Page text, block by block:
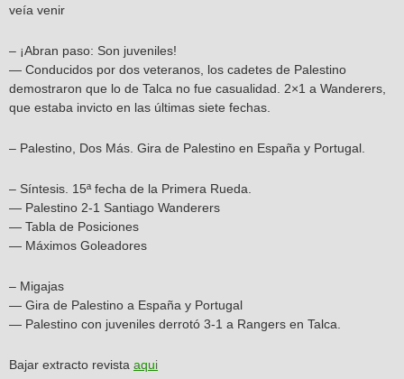
veía venir
– ¡Abran paso: Son juveniles!
— Conducidos por dos veteranos, los cadetes de Palestino
demostraron que lo de Talca no fue casualidad. 2×1 a Wanderers,
que estaba invicto en las últimas siete fechas.
– Palestino, Dos Más. Gira de Palestino en España y Portugal.
– Síntesis. 15ª fecha de la Primera Rueda.
— Palestino 2-1 Santiago Wanderers
— Tabla de Posiciones
— Máximos Goleadores
– Migajas
— Gira de Palestino a España y Portugal
— Palestino con juveniles derrotó 3-1 a Rangers en Talca.
Bajar extracto revista aqui